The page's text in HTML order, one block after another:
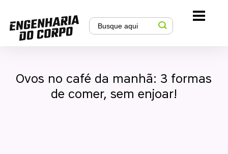
Ovos no café da manhã: 3 formas
de comer, sem enjoar!